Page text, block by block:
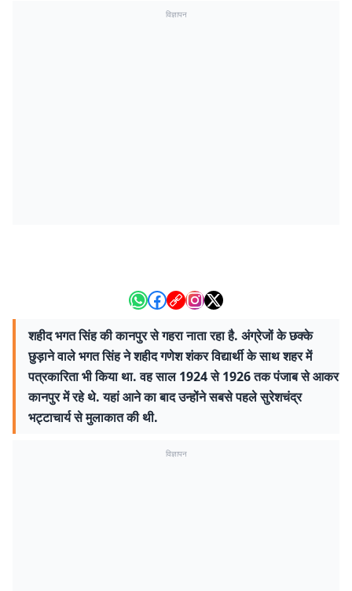
विज्ञापन
शहीद भगत सिंह की कानपुर से गहरा नाता रहा है. अंग्रेजों के छक्के
छुड़ाने वाले भगत सिंह ने शहीद गणेश शंकर विद्यार्थी के साथ शहर में
पत्रकारिता भी किया था. वह साल 1924 से 1926 तक पंजाब से आकर
कानपुर में रहे थे. यहां आने का बाद उन्होंने सबसे पहले सुरेशचंद्र
भट्टाचार्य से मुलाकात की थी.
विज्ञापन